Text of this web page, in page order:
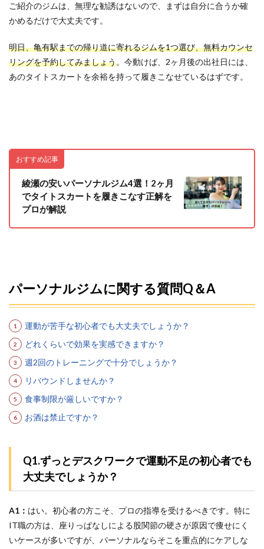
ご紹介のジムは、無理な勧誘はないので、まずは自分に合うか確
かめるだけで大丈夫です。
明日、亀有駅までの帰り道に寄れるジムを1つ選び、無料カウンセ
リングを予約してみましょう。今動けば、2ヶ月後の出社日には、
あのタイトスカートを余裕を持って履きこなせているはずです。
おすすめ記事
綾瀬の安いパーソナルジム4選！2ヶ月
でタイトスカートを履きこなす正解を
プロが解説
パーソナルジムに関する質問Q＆A
運動が苦手な初心者でも大丈夫でしょうか？
どれくらいで効果を実感できますか？
週2回のトレーニングで十分でしょうか？
リバウンドしませんか？
食事制限が厳しいですか？
お酒は禁止ですか？
Q1.ずっとデスクワークで運動不足の初心者でも
大丈夫でしょうか？
A1： はい。初心者の方こそ、プロの指導を受けるべきです。特に
IT職の方は、座りっぱなしによる股関節の硬さが原因で痩せにく
いケースが多いですが、パーソナルならそこを重点的にケアしな